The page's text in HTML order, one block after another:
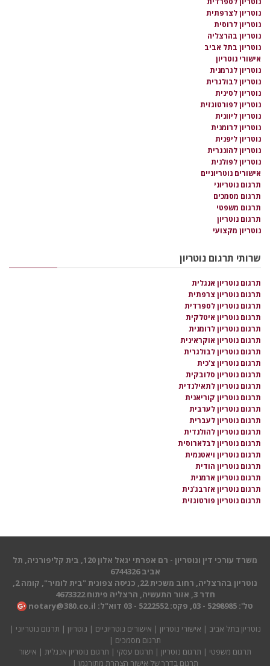
נוטריון לצרפתית
נוטריון לרוסית
נוטריון בהרצליה
נוטריון בתל אביב
אישורי נוטריון
נוטריון לגרמנית
נוטריון לבולגרית
נוטריון לסינית
נוטריון לפורטוגזית
נוטריון ליוונית
נוטריון לרומנית
נוטריון ליפנית
נוטריון להונגרית
נוטריון לפולנית
אישורים נוטריוניים
תרגום נוטריוני
תרגום מסמכים
תרגום משפטי
תרגום נוטריון
נוטריון מקצועי
שרותי תרגום נוטריון
תרגום נוטריון אנגלית
תרגום נוטריון צרפתית
תרגום נוטריון לספרדית
תרגום נוטריון איטלקית
תרגום נוטריון לרומנית
תרגום נוטריון אוקראינית
תרגום נוטריון לבולגרית
תרגום נוטריון צ'כית
תרגום נוטריון סלובקית
תרגום נוטריון לתאילנדית
תרגום נוטריון קוריאנית
תרגום נוטריון לערבית
תרגום נוטריון לעברית
תרגום נוטריון להולנדית
תרגום נוטריון לבלארוסית
תרגום נוטריון ויאטנמית
תרגום נוטריון הודית
תרגום נוטריון ארמנית
תרגום נוטריון אזרבג'נית
תרגום נוטריון פורטוגזית
משרד עורכי דין ונוטריון - רם אפרתי יגאל אלון 120, בית קליפורניה, תל
אביב 6744326
חדר 3, אזור התעשיה, הרצליה פיתוח 4673322
טל': 5298985 - 03, פקס: 5222552 - 03 דוא"ל:
notary@380.co.il
נוטריון בתל אביב | אישורי נוטריון | אישורים נוטריוניים | נוטריון | תרגום נוטריוני |
תרגום מסמכים |
תרגום משפטי | תרגום נוטריון | תרגום עסקי | תרגום נוטריון אנגלית | אישור
תרגום בדרך של אישור הצהרת מתורגמן |